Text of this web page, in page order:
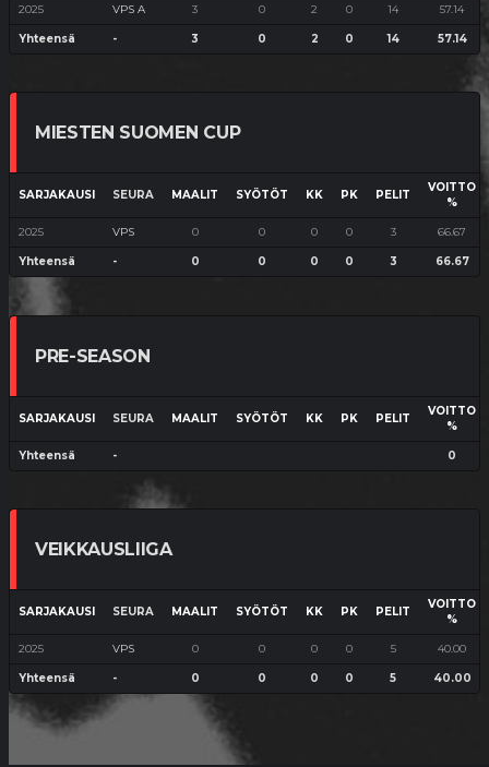
2025 VPS A 3 0 2 0 14 57.14
Yhteensä - 3 0 2 0 14 57.14
MIESTEN SUOMEN CUP
SARJAKAUSI SEURA MAALIT SYÖTÖT KK PK PELIT
VOITTO
%
2025 VPS 0 0 0 0 3 66.67
Yhteensä - 0 0 0 0 3 66.67
PRE-SEASON
SARJAKAUSI SEURA MAALIT SYÖTÖT KK PK PELIT
VOITTO
%
Yhteensä - 0
VEIKKAUSLIIGA
SARJAKAUSI SEURA MAALIT SYÖTÖT KK PK PELIT
VOITTO
%
2025 VPS 0 0 0 0 5 40.00
Yhteensä - 0 0 0 0 5 40.00